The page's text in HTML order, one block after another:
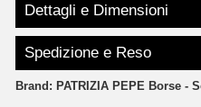
Dettagli e Dimensioni
Spedizione e Reso
Brand: PATRIZIA PEPE Borse -